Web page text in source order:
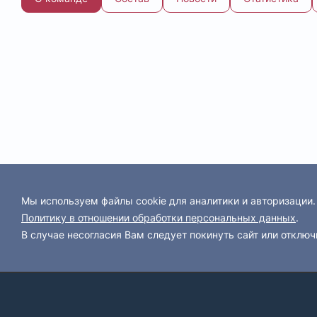
Мы используем файлы cookie для аналитики и
Политику в отношении обработки персональных данных.
В случае несогласия Вам следует покинуть сайт или